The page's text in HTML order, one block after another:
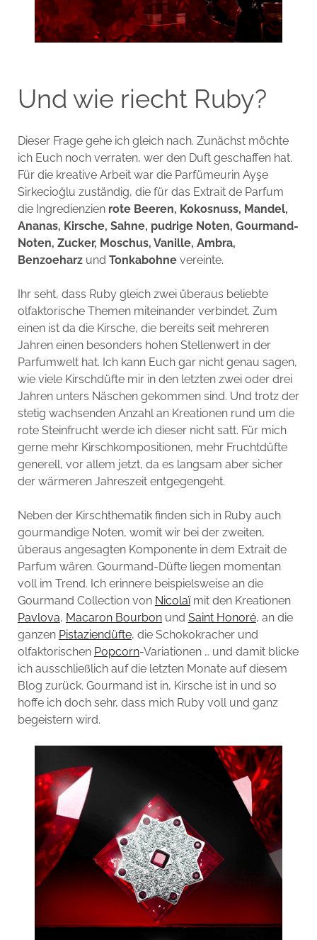
Und wie riecht Ruby?
Dieser Frage gehe ich gleich nach. Zunächst möchte
ich Euch noch verraten, wer den Duft geschaffen hat.
Für die kreative Arbeit war die Parfümeurin Ayşe
Sirkecioğlu zuständig, die für das Extrait de Parfum
die Ingredienzien rote Beeren, Kokosnuss, Mandel,
Ananas, Kirsche, Sahne, pudrige Noten, Gourmand-
Noten, Zucker, Moschus, Vanille, Ambra,
Benzoeharzund Tonkabohnevereinte.
Ihr seht, dass Ruby gleich zwei überaus beliebte
olfaktorische Themen miteinander verbindet. Zum
einen ist da die Kirsche, die bereits seit mehreren
Jahren einen besonders hohen Stellenwert in der
Parfumwelt hat. Ich kann Euch gar nicht genau sagen,
wie viele Kirschdüfte mir in den letzten zwei oder drei
Jahren unters Näschen gekommen sind. Und trotz der
stetig wachsenden Anzahl an Kreationen rund um die
rote Steinfrucht werde ich dieser nicht satt. Für mich
gerne mehr Kirschkompositionen, mehr Fruchtdüfte
generell, vor allem jetzt, da es langsam aber sicher
der wärmeren Jahreszeit entgegengeht.
Neben der Kirschthematik finden sich in Ruby auch
gourmandige Noten, womit wir bei der zweiten,
überaus angesagten Komponente in dem Extrait de
Parfum wären. Gourmand-Düfte liegen momentan
voll im Trend. Ich erinnere beispielsweise an die
Gourmand Collection von Nicolaïmit den Kreationen
Pavlova, Macaron Bourbonund Saint Honoré, an die
ganzen Pistaziendüfte, die Schokokracher und
olfaktorischen Popcorn-Variationen … und damit blicke
ich ausschließlich auf die letzten Monate auf diesem
Blog zurück. Gourmand ist in, Kirsche ist in und so
hoffe ich doch sehr, dass mich Ruby voll und ganz
begeistern wird.